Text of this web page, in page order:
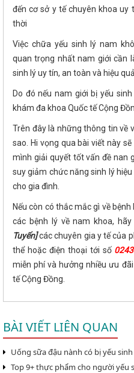
đến cơ sở y tế chuyên khoa
thời
Việc chữa yếu sinh lý nam
quan trọng nhất nam giới cần
sinh lý uy tín, an toàn và hiệu
Do đó nếu nam giới bị yếu
khám đa khoa Quốc tế Cộng
Trên đây là những thông tin về
sao. Hi vọng qua bài viết này
mình giải quyết tốt vấn đề nan
suy giảm chức năng sinh lý
cho gia đình.
Nếu còn có thắc mắc gì về
các bệnh lý về nam khoa,
Tuyến]các chuyên gia y tế của
thể hoặc điện thoại tới số
miễn phí và hưởng nhiều ưu
tế Cộng Đồng.
BÀI VIẾT LIÊN QUAN
Uống sữa đậu nành có bị yếu
Top 9+ thực phẩm cho người yếu